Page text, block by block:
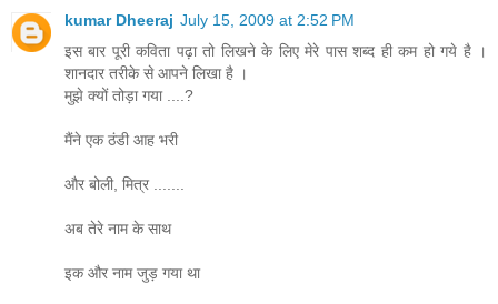
kumar Dheeraj July 15, 2009 at 2:52 PM
इस बार पूरी कविता पढ़ा तो लिखने के लिए मेरे पास शब्द ही कम हो गये है ।
शानदार तरीके से आपने लिखा है ।
मुझे क्यों तोड़ा गया ....?
मैंने एक ठंडी आह भरी
और बोली, मित्र .......
अब तेरे नाम के साथ
इक और नाम जुड़ गया था